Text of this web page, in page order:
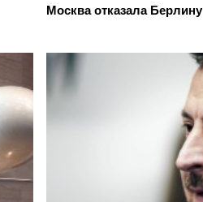
Москва отказала Берлину